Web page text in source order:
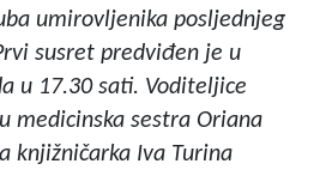
umirovljenika posljednjeg
susret predviđen je u
u 17.30 sati. Voditeljice
medicinska sestra Oriana
knjižničarka Iva Turina